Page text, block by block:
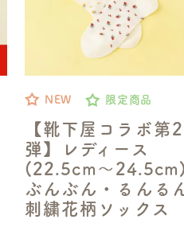
【靴下屋コラボ第2
弾】レディース
(22.5cm～24.5cm)
ぶんぶん・るんる
刺繍花柄ソックス
NEW 限定商品